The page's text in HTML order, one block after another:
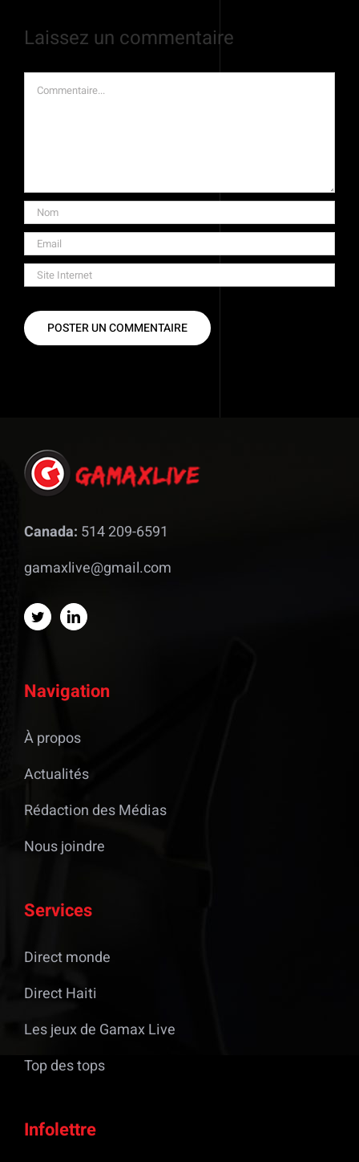
Laissez un commentaire
Commentaire
Canada: 514 209-6591
gamaxlive@gmail.com
Navigation
À propos
Actualités
Rédaction des Médias
Nous joindre
Services
Direct monde
Direct Haiti
Les jeux de Gamax Live
Top des tops
Infolettre